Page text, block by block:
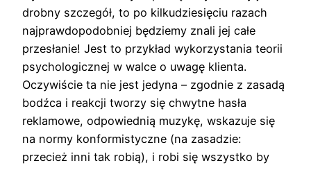
drobny szczegół, to po kilkudziesięciu razach
najprawdopodobniej będziemy znali jej całe
przesłanie! Jest to przykład wykorzystania teorii
psychologicznej w walce o uwagę klienta.
Oczywiście ta nie jest jedyna – zgodnie z zasadą
bodźca i reakcji tworzy się chwytne hasła
reklamowe, odpowiednią muzykę, wskazuje się
na normy konformistyczne (na zasadzie:
przecież inni tak robią), i robi się wszystko by